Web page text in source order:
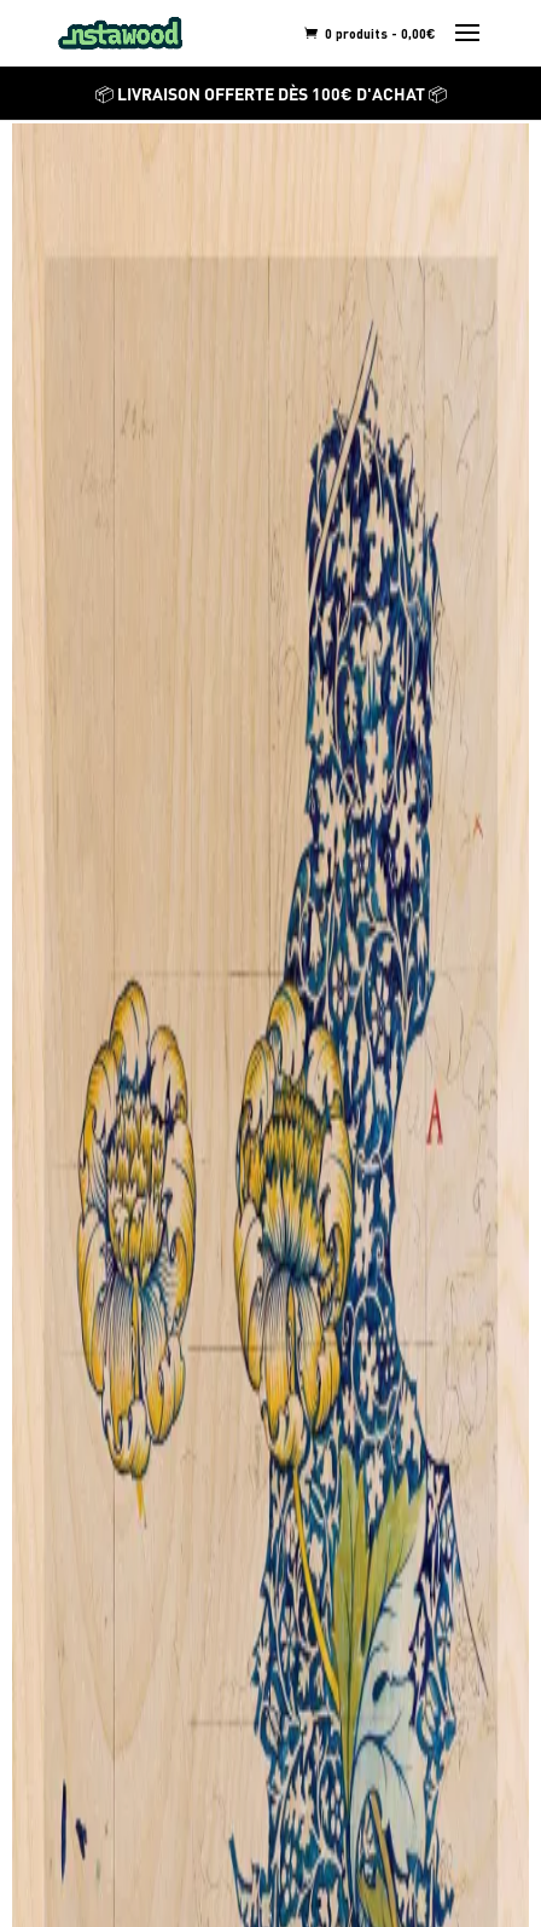
0 produits -0,00€
📦 LIVRAISON OFFERTE DÈS 100€ D'ACHAT 📦
WILLIAM MORRIS
Golden-Blossoms
Découvrez ses autres
Garden-Wonder
WILLIAM MORRIS
Artprint
dès € 9.00
Poppies-and-Leaves
deWILLIAM MORRIS
Artprint
dès € 9.00
Garden-Charm
deWILLIAM MORRIS
Artprint
dès € 9.00
VOIR TOUTES SES CRÉATIONS
PAIEMENT SECURISÉ
SUIVI DE LIVRAISON
LIVRAISON GRATUITE
Livraison gratuite pour les commandes au-delà de
100€.